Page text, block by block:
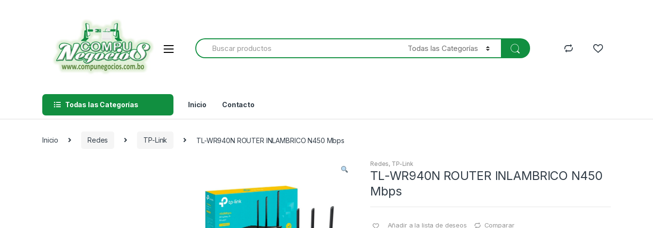
Search
for:
Todas las Categorías Inicio Contacto
Inicio Redes TP-Link TL-WR940N ROUTER INLAMBRICO N450 Mbps
Redes, TP-Link
TL-WR940N ROUTER INLAMBRICO N450
Mbps
Añadir a la lista de deseos Comparar